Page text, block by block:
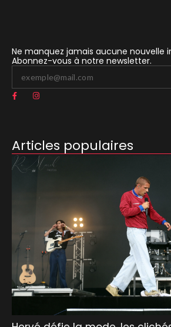
Ne manquez jamais aucune nouvelle
Abonnez-vous à notre newsletter.
Articles populaires